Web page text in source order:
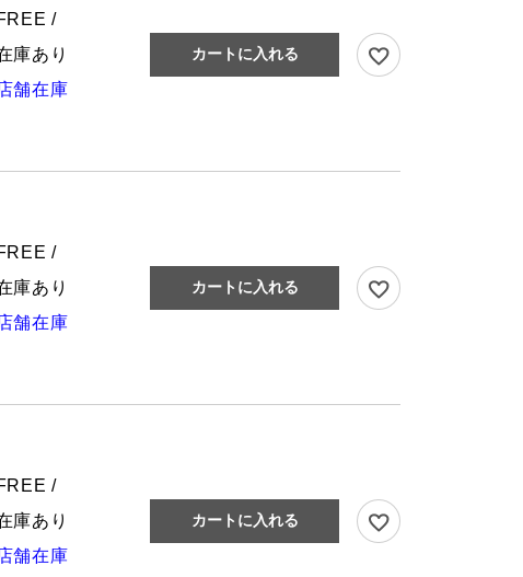
/
庫あり
舗在庫
カートに入れる
/
庫あり
舗在庫
カートに入れる
/
庫あり
舗在庫
カートに入れる